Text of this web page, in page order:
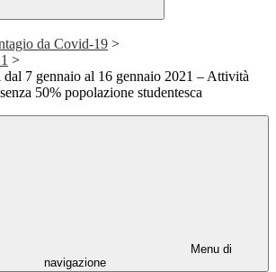
da Covid-19 >
>
dal 7 gennaio al 16 gennaio 2021 – Attività
50% popolazione studentesca
Menu di
navigazione